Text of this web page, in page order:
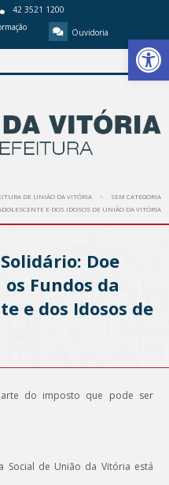
Barra de
42 3521 1200
Ouvidoria
DE UNIÃO DA VITÓRIA
SEM CATEGORIA
E DOS IDOSOS DE UNIÃO DA VITÓRIA
Doe
Fundos da
e dos Idosos de
do imposto que pode ser
Social de União da Vitória está